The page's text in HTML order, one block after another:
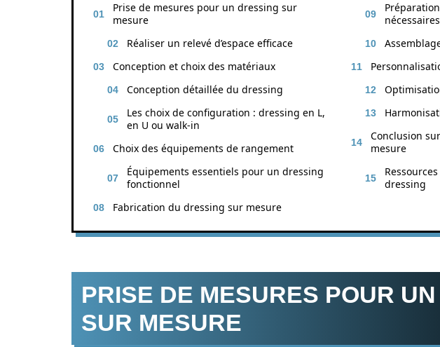
Prise de mesures pour un dressing sur
mesure
Réaliser un relevé d’espace efficace
Conception et choix des matériaux
Conception détaillée du dressing
Les choix de configuration : dressing en L,
en U ou walk-in
Choix des équipements de rangement
Équipements essentiels pour un dressing
fonctionnel
Fabrication du dressing sur mesure
nécessaires
Conclusion
mesure
dressing
PRISE DE MESURES POUR
SUR MESURE